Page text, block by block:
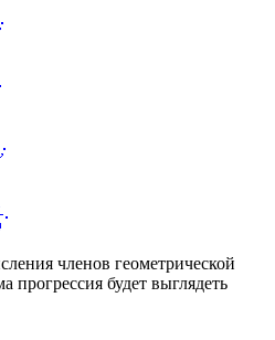
членов геометрической
прогрессия будет выглядеть